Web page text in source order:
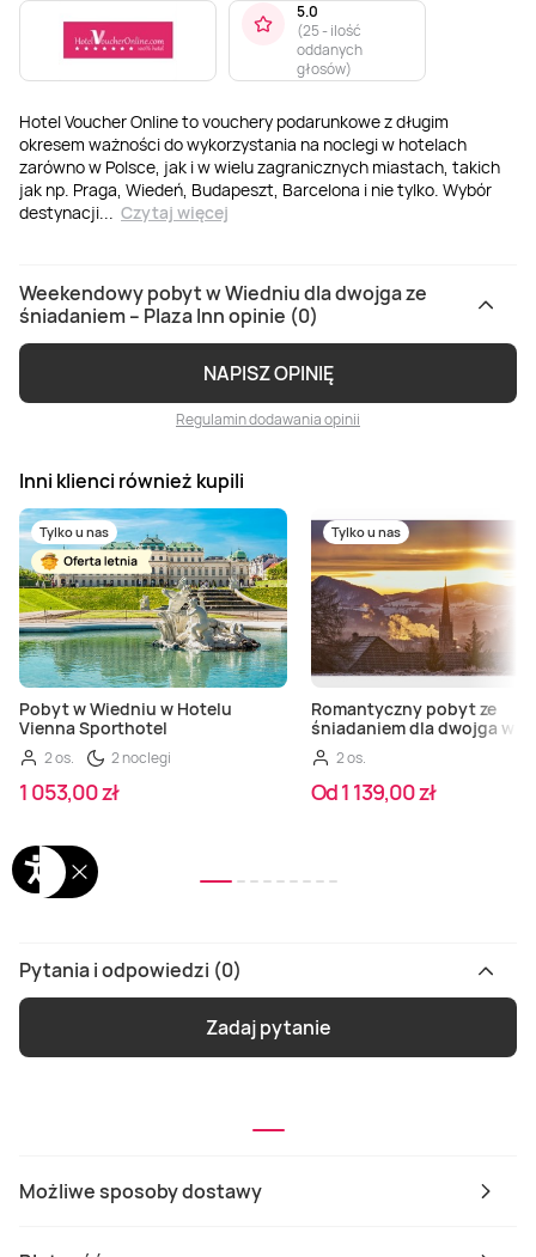
Możliwe sposoby dostawy
Hotel Voucher Online to vouchery podarunkowe z długim
okresem ważności do wykorzystania na noclegi w hotelach
zarówno w Polsce, jak i w wielu zagranicznych miastach, takich
jak np. Praga, Wiedeń, Budapeszt, Barcelona i nie tylko. Wybór
destynacji... Czytaj więcej
5.0
(25 - ilość
oddanych
głosów)
Weekendowy pobyt w Wiedniu dla dwojga ze
śniadaniem – Plaza Inn opinie (0)
NAPISZ OPINIĘ
Regulamin dodawania opinii
Inni klienci również kupili
Tylko u nas
Pobyt w Wiedniu w Hotelu
Vienna Sporthotel
2 os. 2 noclegi
1 053,00 zł
Tylko u nas
Romantyczny pobyt ze
śniadaniem dla dwojga w
2 os.
Od 1 139,00 zł
Pytania i odpowiedzi (0)
Zadaj pytanie